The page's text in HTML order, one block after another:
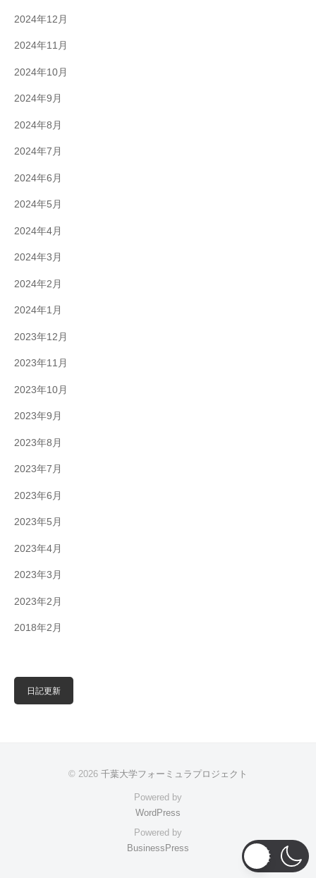
2024年12月
2024年11月
2024年10月
2024年9月
2024年8月
2024年7月
2024年6月
2024年5月
2024年4月
2024年3月
2024年2月
2024年1月
2023年12月
2023年11月
2023年10月
2023年9月
2023年8月
2023年7月
2023年6月
2023年5月
2023年4月
2023年3月
2023年2月
2018年2月
日記更新
© 2026 千葉大学フォーミュラプロジェクト
Powered by
WordPress
Powered by
BusinessPress